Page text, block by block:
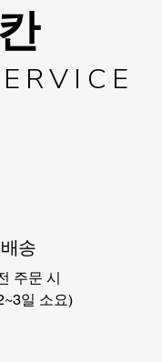
송
주문 시
일 소요)